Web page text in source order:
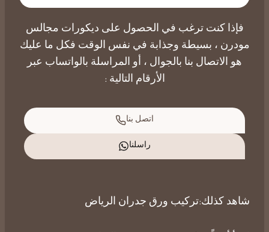
فإذا كنت ترغب في الحصول على ديكورات مجالس
مودرن ، بسيطة وجذابة في نفس الوقت فكل ما عليك
هو الاتصال بنا بالجوال ، أو المراسلة بالواتساب عبر
الأرقام التالية :
اتصل بنا
راسلنا
شاهد كذلك:تركيب ورق جدران الرياض